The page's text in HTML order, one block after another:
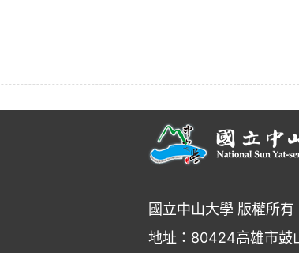
國立中山大學 版權所有
地址：80424高雄市鼓